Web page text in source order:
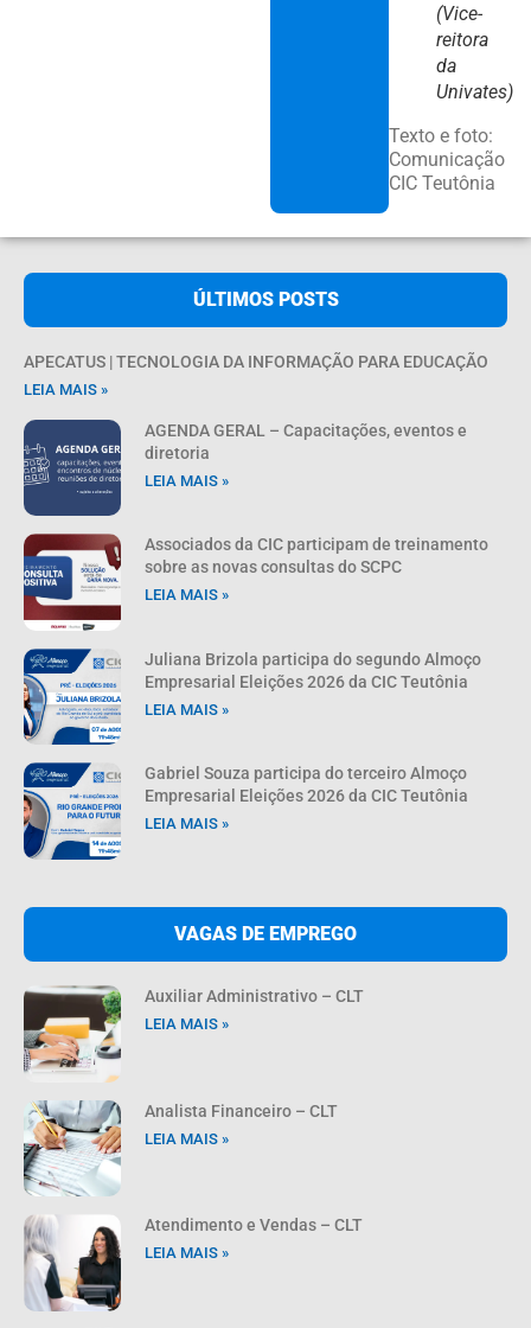
(Vice-
reitora
da
Univates)
Texto e foto:
Comunicação
CIC Teutônia
ÚLTIMOS POSTS
APECATUS | TECNOLOGIA DA INFORMAÇÃO PARA EDUCAÇÃO
LEIA MAIS »
AGENDA GERAL – Capacitações, eventos e
diretoria
LEIA MAIS »
Associados da CIC participam de treinamento
sobre as novas consultas do SCPC
LEIA MAIS »
Juliana Brizola participa do segundo Almoço
Empresarial Eleições 2026 da CIC Teutônia
LEIA MAIS »
Gabriel Souza participa do terceiro Almoço
Empresarial Eleições 2026 da CIC Teutônia
LEIA MAIS »
VAGAS DE EMPREGO
Auxiliar Administrativo – CLT
LEIA MAIS »
Analista Financeiro – CLT
LEIA MAIS »
Atendimento e Vendas – CLT
LEIA MAIS »